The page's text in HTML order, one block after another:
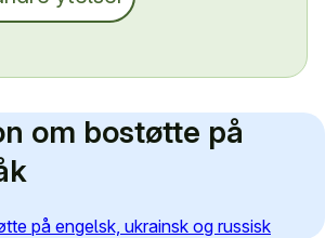
om bostøtte på
på engelsk, ukrainsk og russisk